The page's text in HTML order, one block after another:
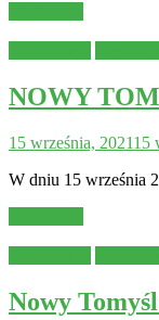
NOWY
15 września, 202115
W dniu 15 września
Nowy